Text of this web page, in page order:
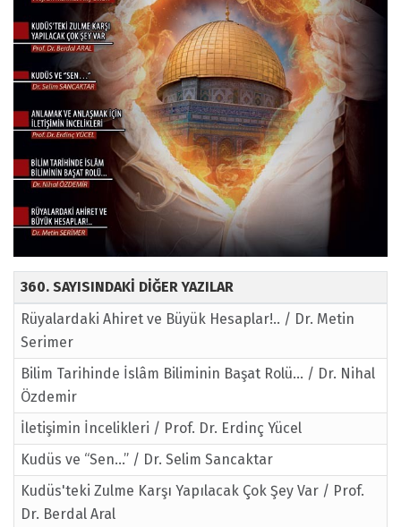
360. SAYISINDAKİ DİĞER YAZILAR
Rüyalardaki Ahiret ve Büyük Hesaplar!.. / Dr. Metin
Serimer
Bilim Tarihinde İslâm Biliminin Başat Rolü... / Dr. Nihal
Özdemir
İletişimin İncelikleri / Prof. Dr. Erdinç Yücel
Kudüs ve “Sen…” / Dr. Selim Sancaktar
Kudüs'teki Zulme Karşı Yapılacak Çok Şey Var / Prof.
Dr. Berdal Aral